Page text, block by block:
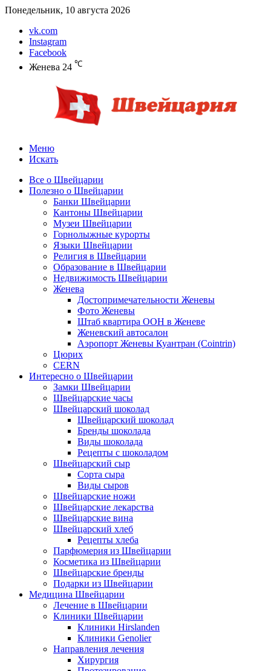
Понедельник, 10 августа 2026
vk.com
Instagram
Facebook
Женева 24 ℃
Меню
Искать
Все о Швейцарии
Полезно о Швейцарии
Банки Швейцарии
Кантоны Швейцарии
Музеи Швейцарии
Горнолыжные курорты
Языки Швейцарии
Религия в Швейцарии
Образование в Швейцарии
Недвижимость Швейцарии
Женева
Достопримечательности Женевы
Фото Женевы
Штаб квартира ООН в Женеве
Женевский автосалон
Аэропорт Женевы Куантран (Cointrin)
Цюрих
CERN
Интересно о Швейцарии
Замки Швейцарии
Швейцарские часы
Швейцарский шоколад
Швейцарский шоколад
Бренды шоколада
Виды шоколада
Рецепты с шоколадом
Швейцарский сыр
Сорта сыра
Виды сыров
Швейцарские ножи
Швейцарские лекарства
Швейцарские вина
Швейцарский хлеб
Рецепты хлеба
Парфюмерия из Швейцарии
Косметика из Швейцарии
Швейцарские бренды
Подарки из Швейцарии
Медицина Швейцарии
Лечение в Швейцарии
Клиники Швейцарии
Клиники Hirslanden
Клиники Genolier
Направления лечения
Хирургия